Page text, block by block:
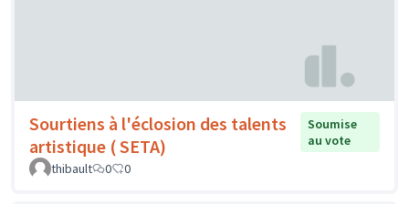
Sourtiens à l'éclosion des talents
artistique ( SETA)
Soumise
au vote
thibault
0 0